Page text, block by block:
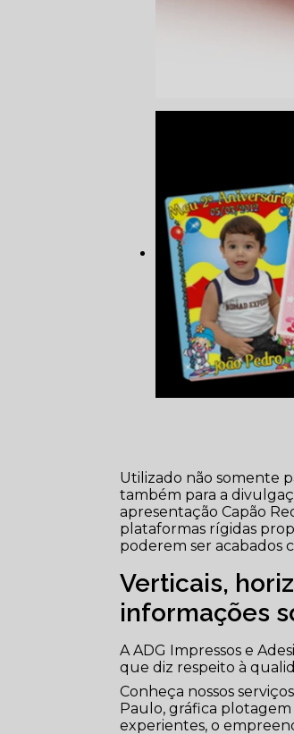
Utilizado não somente
também para a
apresentação Capão
plataformas rígidas
poderem ser acabados
Verticais,
informações
A ADG Impressos e
que diz respeito à
Conheça nossos
Paulo, gráfica plotagem
experientes, o